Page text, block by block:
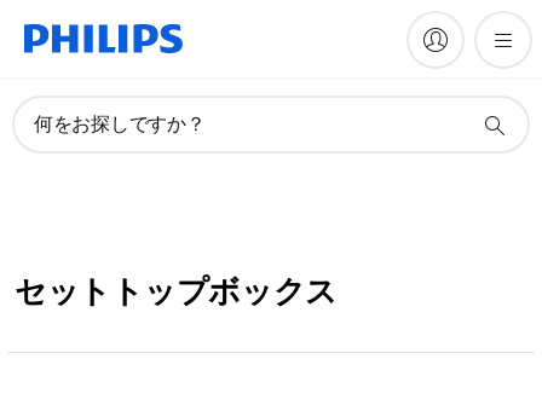
何をお探しですか？
セットトップボックス